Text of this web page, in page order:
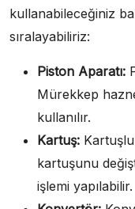
kullanabileceğiniz
sıralayabiliriz:
Piston Aparatı:
Mürekkep
kullanılır.
Kartuş:
kartuşunu
işlemi yapılabilir.